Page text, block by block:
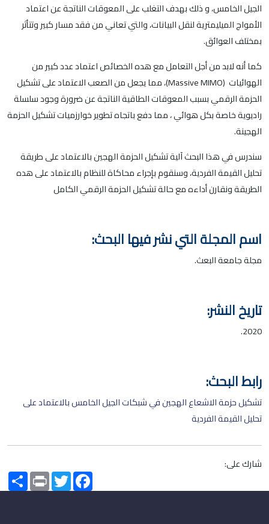
الجيل الخامس، و ذلك بهدف التغلب على المعوقات الناتجة عن اعتماد
الأمواج الميليمترية لنقل البيانات، والتي تعاني من فقد مسار كبير وتتأثر
بمختلف العوائق.
كما أنه لابد من أجل التعامل مع هده الخصائص اعتماد عدد كبير من
الهوائيات (Massive MIMO)، مما يجعل من الصعب الاعتماد على تشكيل
الحزمة الرقمي بسبب المعوقات الطاقية الناتجة عن ضرورة وجود سلسلة
راديوية خاصة بكل هوائي ، مما دفع باتجاه تطوير خوارزميات تشكيل الحزمة
الهجينة.
سندرس في هذا البحث آلية تشكيل الحزمة الهجين بالاعتماد على طريقة
تحليل القيمة الفردية، وسنقوم بإجراء محاكاة للنظام بالاعتماد على هده
الطريقة ونقارن أداءه مع حالة تشكيل الحزمة الرقمي الكامل
اسم المجلة التي نشر فيها البحث:
مجلة جامعة البعث.
تاريخ النشر:
2020.
رابط البحث:
تشكيل حزمة الاشعاع الهجين في شبكات الجيل الخامس بالاعتماد على
تحليل القيمة الفردية
شارك على:
Share PrintTwitterFacebook